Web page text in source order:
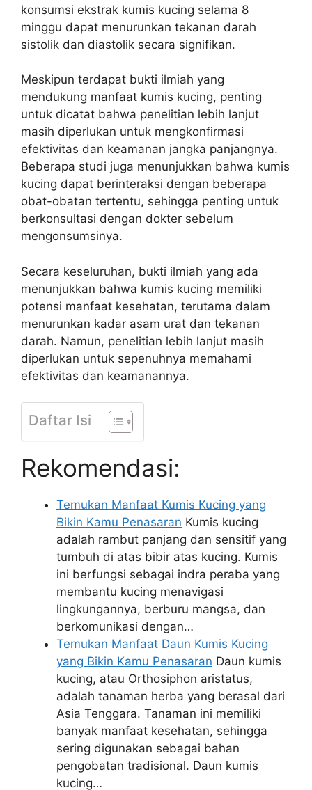
konsumsi ekstrak kumis kucing selama 8
minggu dapat menurunkan tekanan darah
sistolik dan diastolik secara signifikan.
Meskipun terdapat bukti ilmiah yang
mendukung manfaat kumis kucing, penting
untuk dicatat bahwa penelitian lebih lanjut
masih diperlukan untuk mengkonfirmasi
efektivitas dan keamanan jangka panjangnya.
Beberapa studi juga menunjukkan bahwa kumis
kucing dapat berinteraksi dengan beberapa
obat-obatan tertentu, sehingga penting untuk
berkonsultasi dengan dokter sebelum
mengonsumsinya.
Secara keseluruhan, bukti ilmiah yang ada
menunjukkan bahwa kumis kucing memiliki
potensi manfaat kesehatan, terutama dalam
menurunkan kadar asam urat dan tekanan
darah. Namun, penelitian lebih lanjut masih
diperlukan untuk sepenuhnya memahami
efektivitas dan keamanannya.
Daftar Isi
Rekomendasi:
Temukan Manfaat Kumis Kucing yang
Bikin Kamu Penasaran Kumis kucing
adalah rambut panjang dan sensitif yang
tumbuh di atas bibir atas kucing. Kumis
ini berfungsi sebagai indra peraba yang
membantu kucing menavigasi
lingkungannya, berburu mangsa, dan
berkomunikasi dengan…
Temukan Manfaat Daun Kumis Kucing
yang Bikin Kamu Penasaran Daun kumis
kucing, atau Orthosiphon aristatus,
adalah tanaman herba yang berasal dari
Asia Tenggara. Tanaman ini memiliki
banyak manfaat kesehatan, sehingga
sering digunakan sebagai bahan
pengobatan tradisional. Daun kumis
kucing…